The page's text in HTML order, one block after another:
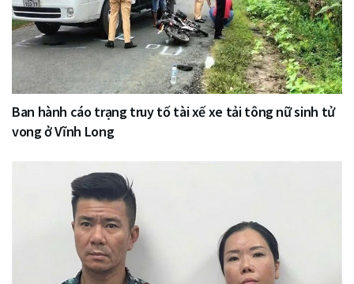
Ban hành cáo trạng truy tố tài xế xe tải tông nữ sinh tử
vong ở Vĩnh Long